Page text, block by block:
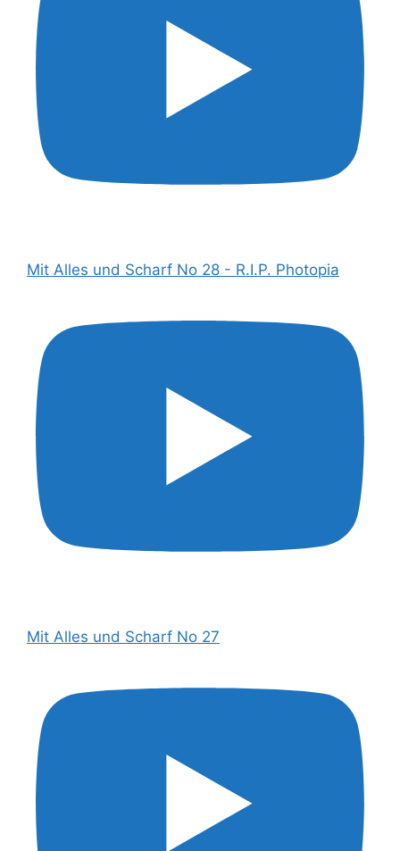
Mit Alles und Scharf No 28 - R.I.P. Photopia
Mit Alles und Scharf No 27